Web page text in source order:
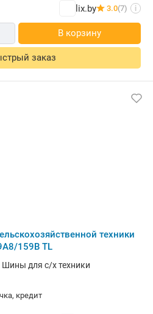
lix.by 3.0(7) i
В корзину
заказ
техники
159B TL
Шины для с/х техники
кредит